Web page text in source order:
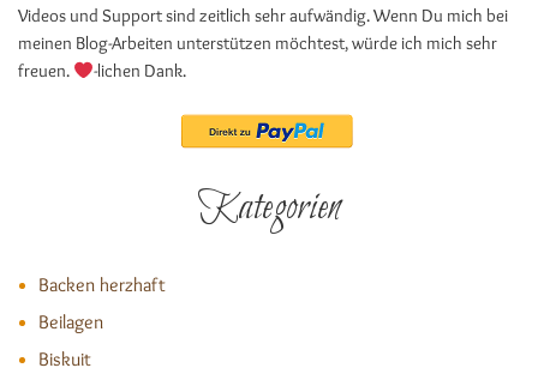
Videos und Support sind zeitlich sehr aufwändig. Wenn Du mich bei
meinen Blog-Arbeiten unterstützen möchtest, würde ich mich sehr
freuen.
-lichen Dank.
Kategorien
Backen herzhaft
Beilagen
Biskuit